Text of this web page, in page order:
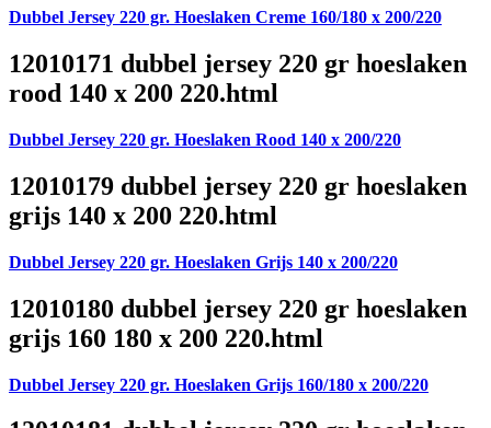
Dubbel Jersey 220 gr. Hoeslaken Creme 160/180 x 200/220
12010171 dubbel jersey 220 gr hoeslaken
rood 140 x 200 220.html
Dubbel Jersey 220 gr. Hoeslaken Rood 140 x 200/220
12010179 dubbel jersey 220 gr hoeslaken
grijs 140 x 200 220.html
Dubbel Jersey 220 gr. Hoeslaken Grijs 140 x 200/220
12010180 dubbel jersey 220 gr hoeslaken
grijs 160 180 x 200 220.html
Dubbel Jersey 220 gr. Hoeslaken Grijs 160/180 x 200/220